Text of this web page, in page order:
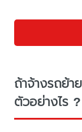
ถ้าจ้างรถย้
ตัวอย่างไร ?